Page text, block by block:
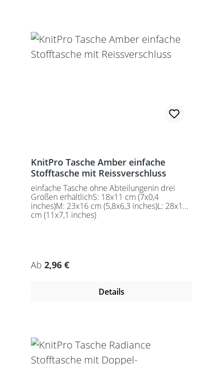
KnitPro Tasche Amber einfache
Stofftasche mit Reissverschluss
einfache Tasche ohne Abteilungenin drei
Größen erhältlichS: 18x11 cm (7x0,4
inches)M: 23x16 cm (5,8x6,3 inches)L: 28x18
cm (11x7,1 inches)
Regulärer Preis:
Ab 2,96 €
Details